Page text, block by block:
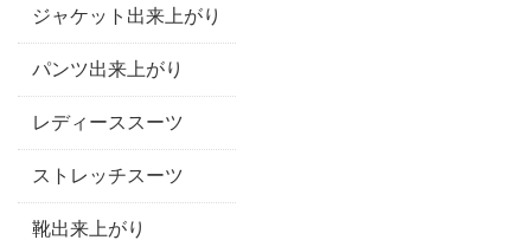
ジャケット出来上がり
パンツ出来上がり
レディーススーツ
ストレッチスーツ
靴出来上がり